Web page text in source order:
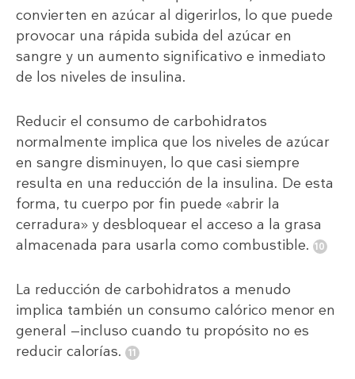
convierten en azúcar al digerirlos, lo que puede
provocar una rápida subida del azúcar en
sangre y un aumento significativo e inmediato
de los niveles de insulina.
Reducir el consumo de carbohidratos
normalmente implica que los niveles de azúcar
en sangre disminuyen, lo que casi siempre
resulta en una reducción de la insulina. De esta
forma, tu cuerpo por fin puede «abrir la
cerradura» y desbloquear el acceso a la grasa
almacenada para usarla como combustible.
La reducción de carbohidratos a menudo
implica también un consumo calórico menor en
general —incluso cuando tu propósito no es
reducir calorías.